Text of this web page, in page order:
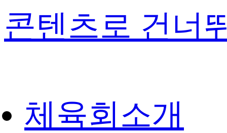
콘텐츠로 건너
체육회소개